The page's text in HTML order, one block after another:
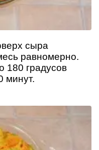
сыра
равномерно.
180 градусов
минут.